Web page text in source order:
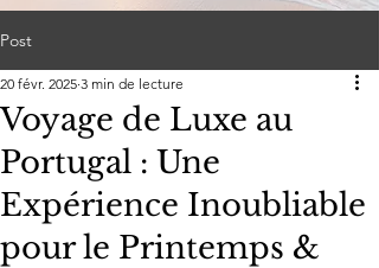
Post
Voyage de Luxe au
Portugal : Une
Expérience Inoubliable
pour le Printemps &
20 févr. 2025 3 min de lecture